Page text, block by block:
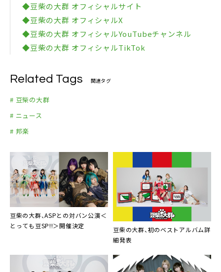
◆豆柴の大群 オフィシャルサイト
◆豆柴の大群 オフィシャルX
◆豆柴の大群 オフィシャルYouTubeチャンネル
◆豆柴の大群 オフィシャルTikTok
Related Tags 関連タグ
# 豆柴の大群
# ニュース
# 邦楽
豆柴の大群、ASPとの対バン公演＜
とっても豆SP!!＞開催決定
豆柴の大群、初のベストアルバム詳
細発表